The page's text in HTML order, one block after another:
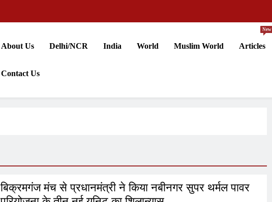
About Us Delhi/NCR India World Muslim World Articles
New
Contact Us
बिक्रमगंज मंच से प्रधानमंत्री ने किया नबीनगर सुपर थर्मल पावर